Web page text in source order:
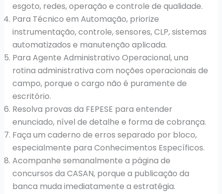
esgoto, redes, operação e controle de qualidade.
Para Técnico em Automação, priorize
instrumentação, controle, sensores, CLP, sistemas
automatizados e manutenção aplicada.
Para Agente Administrativo Operacional, una
rotina administrativa com noções operacionais de
campo, porque o cargo não é puramente de
escritório.
Resolva provas da FEPESE para entender
enunciado, nível de detalhe e forma de cobrança.
Faça um caderno de erros separado por bloco,
especialmente para Conhecimentos Específicos.
Acompanhe semanalmente a página de
concursos da CASAN, porque a publicação da
banca muda imediatamente a estratégia.